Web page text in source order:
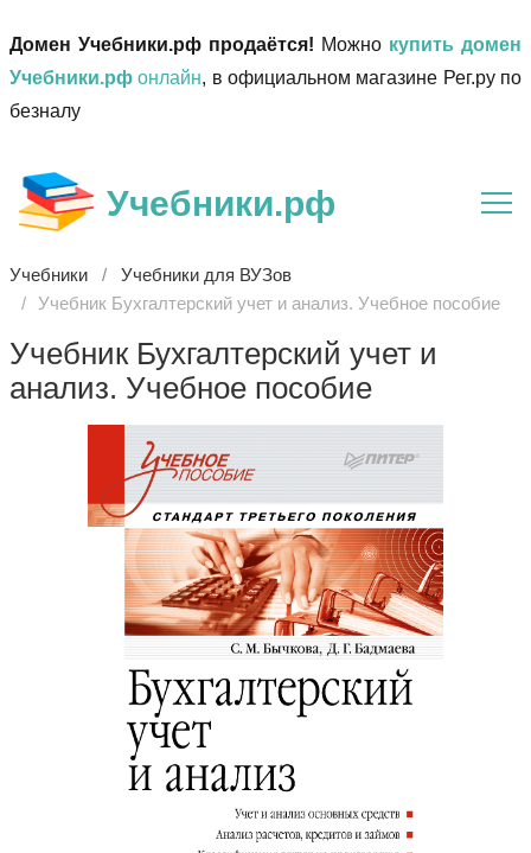
Домен Учебники.рф продаётся! Можно купить домен
Учебники.рф онлайн, в официальном магазине Рег.ру по
безналу
Учебники.рф
Учебники
Учебники для ВУЗов
Учебник Бухгалтерский учет и анализ. Учебное пособие
Учебник Бухгалтерский учет и
анализ. Учебное пособие